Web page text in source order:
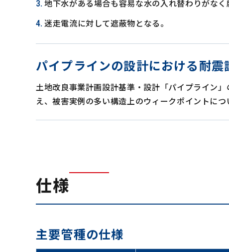
地下水がある場合も容易な水の入れ替わりがなく
迷走電流に対して遮蔽物となる。
パイプラインの設計における耐震
土地改良事業計画設計基準・設計「パイプライン
え、被害実例の多い構造上のウィークポイントに
仕様
主要管種の仕様